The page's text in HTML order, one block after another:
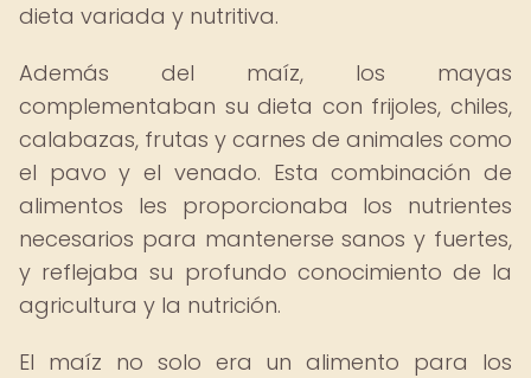
dieta variada y nutritiva.
Además del maíz, los mayas
complementaban su dieta con frijoles, chiles,
calabazas, frutas y carnes de animales como
el pavo y el venado. Esta combinación de
alimentos les proporcionaba los nutrientes
necesarios para mantenerse sanos y fuertes,
y reflejaba su profundo conocimiento de la
agricultura y la nutrición.
El maíz no solo era un alimento para los